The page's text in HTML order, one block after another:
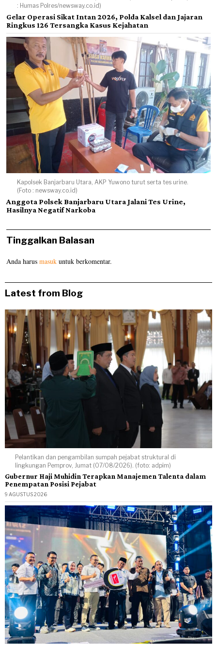
: Humas Polres/newsway.co.id)
Gelar Operasi Sikat Intan 2026, Polda Kalsel dan Jajaran
Ringkus 126 Tersangka Kasus Kejahatan
Kapolsek Banjarbaru Utara, AKP Yuwono turut serta tes urine.
(Foto : newsway.co.id)
Anggota Polsek Banjarbaru Utara Jalani Tes Urine,
Hasilnya Negatif Narkoba
Tinggalkan Balasan
Anda harusmasuk untuk berkomentar.
Latest from Blog
Pelantikan dan pengambilan sumpah pejabat struktural di
lingkungan Pemprov, Jumat (07/08/2026). (foto: adpim)
Gubernur Haji Muhidin Terapkan Manajemen Talenta dalam
Penempatan Posisi Pejabat
9 AGUSTUS 2026